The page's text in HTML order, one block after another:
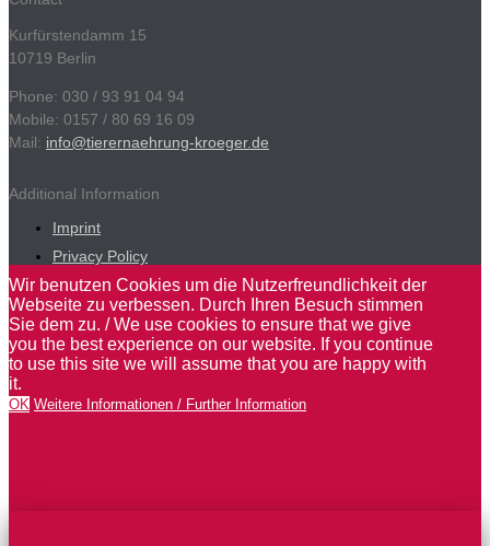
Kurfürstendamm 15
10719 Berlin
Phone: 030 / 93 91 04 94
Mobile: 0157 / 80 69 16 09
Mail: info@tierernaehrung-kroeger.de
Additional Information
Imprint
Privacy Policy
Wir benutzen Cookies um die Nutzerfreundlichkeit der
Webseite zu verbessen. Durch Ihren Besuch stimmen
Sie dem zu. / We use cookies to ensure that we give
you the best experience on our website. If you continue
to use this site we will assume that you are happy with
it.
OK Weitere Informationen / Further Information